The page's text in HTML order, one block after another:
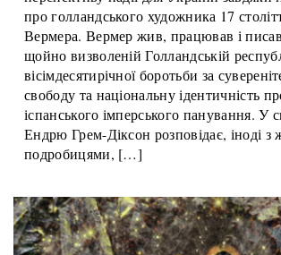
Мої різдвяні читання відкрили мені
перспективу надії для України завдяки
про голландського художника 17
Вермера. Вермер жив, працював і
щойно визволеній Голландській
вісімдесятирічної боротьби за
свободу та національну ідентичність
іспанського імперського панування. У
Ендрю Грем-Діксон розповідає, іноді з